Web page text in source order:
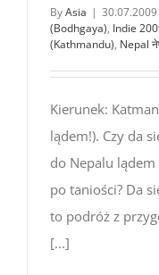
ByAsia | 30.07.2009
(Bodhgaya), Indie
(Kathmandu), Nepal
Kierunek:
lądem!). Czy da
do Nepalu
po taniości? Da
to podróż z
[...]